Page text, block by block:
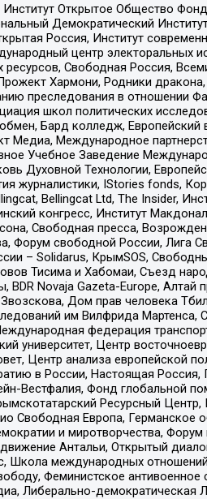
Открытое Общество
Демократический
Россия, Институт
центр электоральных
Свободная Россия,
Хармони, Родники дракона,
преследования в отношении
школ политических
Бард колледж,
Международное
Учебное Заведение
Духовной Технологии,
журналистики, IStories fonds,
Bellingcat Ltd, The Insider,
конгресс, Институт
Свободная пресса,
Форум свободной России, Лига
– Solidarus, КрымSOS,
Тисима и Хабомаи, Съезд
BDR Novaja Gazeta-Europe,
Дом прав человека
им Вилфрида
федерация
университет, Центр
Центр анализа европейской
в России, Настоящая
Вестфалия, Фонд глобальной
Ресурсный
Свободная Европа,
и миротворчества,
Антальи, Открытый
Школа международных
Феминистское
Либерально-демократическая